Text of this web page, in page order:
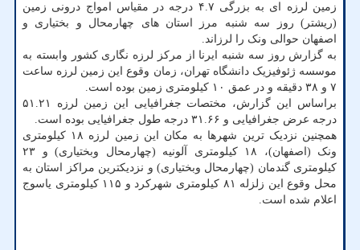
زمین لرزه ای به بزرگی ۴.۷ درجه در مقیاس امواج درونی زمین
(ریشتر) روز سه شنبه مرز استان های چهارمحال و بختیاری و
اصفهان حوالی ونک را لرزاند.
به گزارش روز سه شنبه ایرنا از مرکز لرزه نگاری کشور وابسته به
موسسه ژئوفیزیک دانشگاه تهران، زمان وقوع این زمین لرزه ساعت
۷ و ۳۸ دقیقه و در عمق ۱۰ کیلومتری زمین بوده است.
براساس این گزارش، مختصات جغرافیایی این زمین لرزه ۵۱.۲۱
درجه عرض جغرافیایی و ۳۱.۶۶ درجه طول جغرافیایی بوده است.
همچنین نزدیک ترین شهرها به مکان این زمین لرزه ۱۸ کیلومتری
ونک (اصفهان)، ۱۸ کیلومتری آلونیه (چهارمحال وبختیاری) و ۲۳
کیلومتری گندمان (چهارمحال وبختیاری) و نزدیکترین مراکز استان به
محل وقوع این زلزله ۸۱ کیلومتری شهرکرد و ۱۱۵ کیلومتری یاسوج
اعلام شده است.